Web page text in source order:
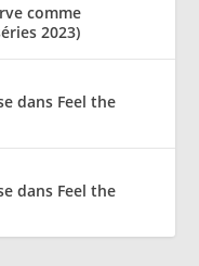
comme
2023)
dans Feel the
dans Feel the